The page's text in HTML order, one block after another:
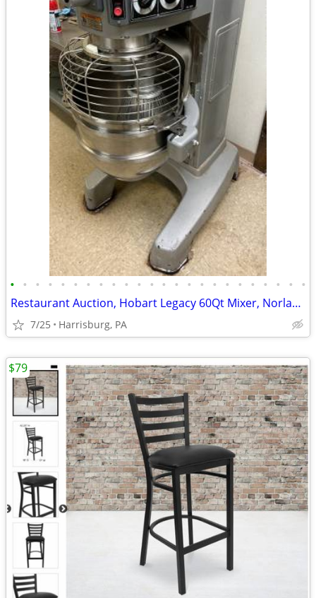
• • • • • • • • • • • • • • • • • • • • • • • •
Restaurant Auction, Hobart Legacy 60Qt Mixer, Norlake Walk-in Freezer
7/25 Harrisburg, PA
$79